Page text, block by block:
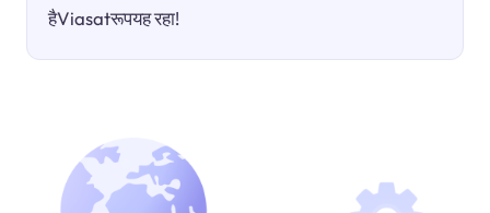
हैViasatरूपयह रहा!